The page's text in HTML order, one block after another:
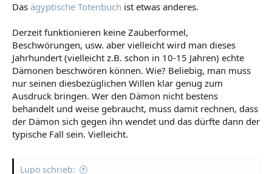
Das ägyptische Totenbuch ist etwas anderes.
Derzeit funktionieren keine Zauberformel,
Beschwörungen, usw. aber vielleicht wird man dieses
Jahrhundert (vielleicht z.B. schon in 10-15 Jahren) echte
Dämonen beschwören können. Wie? Beliebig, man muss
nur seinen diesbezüglichen Willen klar genug zum
Ausdruck bringen. Wer den Dämon nicht bestens
behandelt und weise gebraucht, muss damit rechnen, dass
der Dämon sich gegen ihn wendet und das dürfte dann der
typische Fall sein. Vielleicht.
Lupo schrieb: